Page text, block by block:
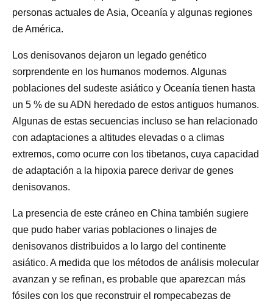
personas actuales de Asia, Oceanía y algunas regiones
de América.
Los denisovanos dejaron un legado genético
sorprendente en los humanos modernos. Algunas
poblaciones del sudeste asiático y Oceanía tienen hasta
un 5 % de su ADN heredado de estos antiguos humanos.
Algunas de estas secuencias incluso se han relacionado
con adaptaciones a altitudes elevadas o a climas
extremos, como ocurre con los tibetanos, cuya capacidad
de adaptación a la hipoxia parece derivar de genes
denisovanos.
La presencia de este cráneo en China también sugiere
que pudo haber varias poblaciones o linajes de
denisovanos distribuidos a lo largo del continente
asiático. A medida que los métodos de análisis molecular
avanzan y se refinan, es probable que aparezcan más
fósiles con los que reconstruir el rompecabezas de